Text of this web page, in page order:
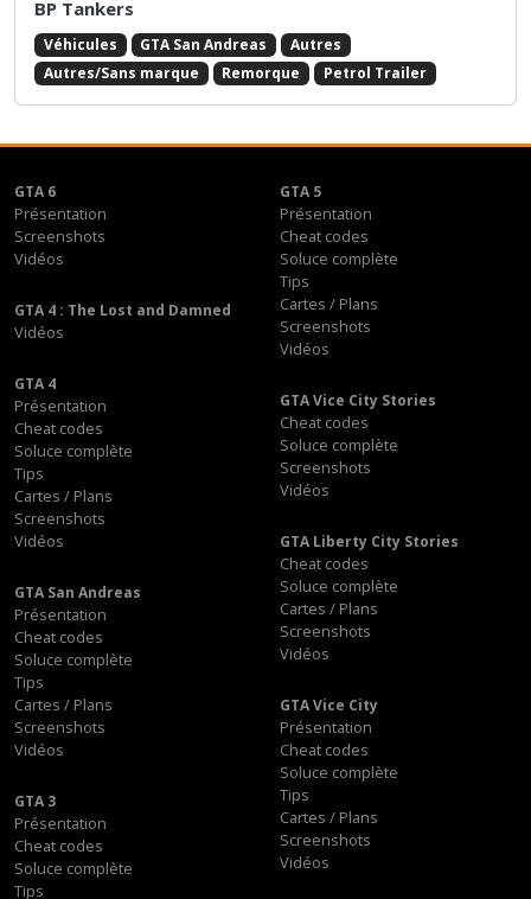
BP Tankers
Véhicules GTA San Andreas
Autres
Autres/Sans marque
Remorque Petrol Trailer
GTA 6
Présentation
Screenshots
Vidéos
GTA 5
Présentation
Cheat codes
Soluce complète
Tips
Cartes / Plans
Screenshots
Vidéos
GTA 4 : The Lost and Damned
Vidéos
GTA 4
Présentation
Cheat codes
Soluce complète
Tips
Cartes / Plans
Screenshots
Vidéos
GTA Vice City Stories
Cheat codes
Soluce complète
Screenshots
Vidéos
GTA Liberty City Stories
Cheat codes
Soluce complète
Cartes / Plans
Screenshots
Vidéos
GTA San Andreas
Présentation
Cheat codes
Soluce complète
Tips
Cartes / Plans
Screenshots
Vidéos
GTA Vice City
Présentation
Cheat codes
Soluce complète
Tips
Cartes / Plans
Screenshots
Vidéos
GTA 3
Présentation
Cheat codes
Soluce complète
Tips